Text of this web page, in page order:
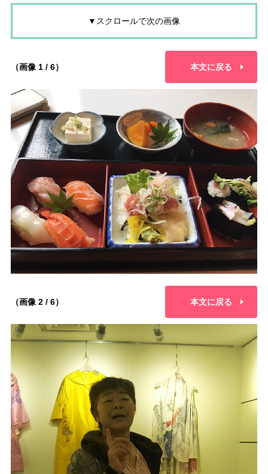
▼スクロールで次の画像
（画像 1 / 6） 本文に戻る
（画像 2 / 6） 本文に戻る